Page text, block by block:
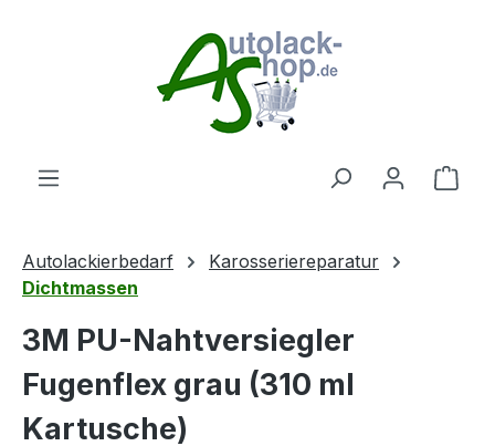
Autolackierbedarf
Karosseriereparatur
Dichtmassen
3M PU-Nahtversiegler
Fugenflex grau (310 ml
Kartusche)